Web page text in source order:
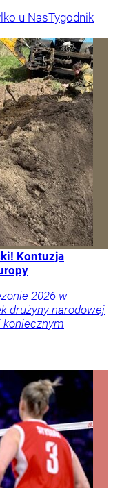
u NasTygodnik
Kontuzja
2026 w
drużyny narodowej
koniecznym